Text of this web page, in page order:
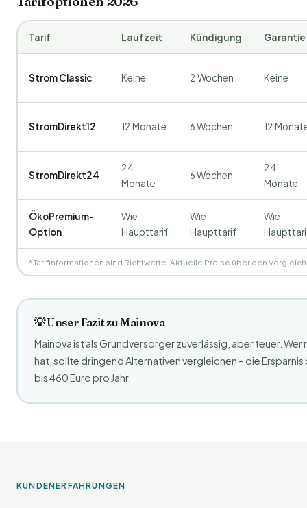
Tarif Laufzeit Kündigung Garantie
Strom Classic Keine 2 Wochen Keine
StromDirekt12 12 Monate 6 Wochen 12
StromDirekt24
24
Monate
6 Wochen
24
Monate
ÖkoPremium-
Option
Wie
Haupttarif
Wie
Haupttarif
Wie
* Tarifinformationen sind Richtwerte. Aktuelle Preise über den
💡 Unser Fazit zu Mainova
Mainova ist als Grundversorger zuverlässig, aber teuer.
hat, sollte dringend Alternativen vergleichen – die
bis 460 Euro pro Jahr.
KUNDENERFAHRUNGEN